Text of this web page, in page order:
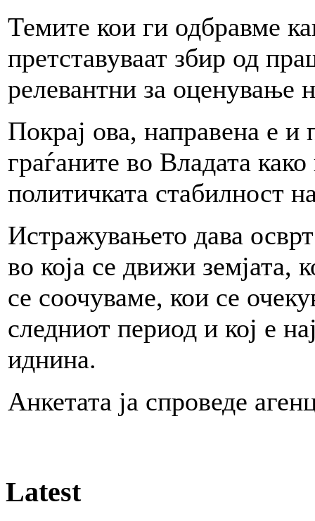
Темите кои ги одбравме
претставуваат збир од
релевантни за оценување
Покрај ова, направена е и
граѓаните во Владата
политичката стабилност
Истражувањето дава
во која се движи земјата,
се соочуваме, кои се
следниот период и кој е
иднина.
Анкетата ја спроведе
Latest